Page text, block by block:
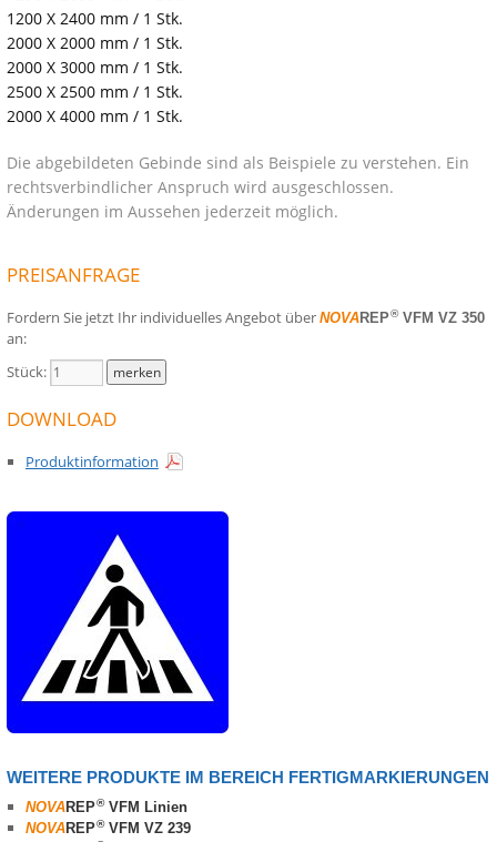
1200 X 2400 mm / 1 Stk.
2000 X 2000 mm / 1 Stk.
2000 X 3000 mm / 1 Stk.
2500 X 2500 mm / 1 Stk.
2000 X 4000 mm / 1 Stk.
Die abgebildeten Gebinde sind als Beispiele zu verstehen. Ein
rechtsverbindlicher Anspruch wird ausgeschlossen.
Änderungen im Aussehen jederzeit möglich.
PREISANFRAGE
Fordern Sie jetzt Ihr individuelles Angebot über NOVAREP®VFM VZ 350
an:
Stück:
DOWNLOAD
Produktinformation
WEITERE PRODUKTE IM BEREICH FERTIGMARKIERUNGEN
NOVAREP®VFM Linien
NOVAREP®VFM VZ 239